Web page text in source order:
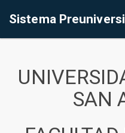
Sistema
SAN